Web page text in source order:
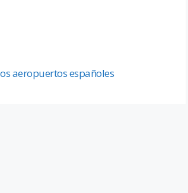
aeropuertos españoles